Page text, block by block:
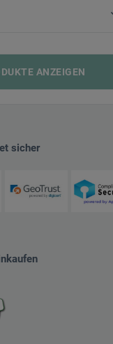
und mehr
ANZEIGEN
sicher